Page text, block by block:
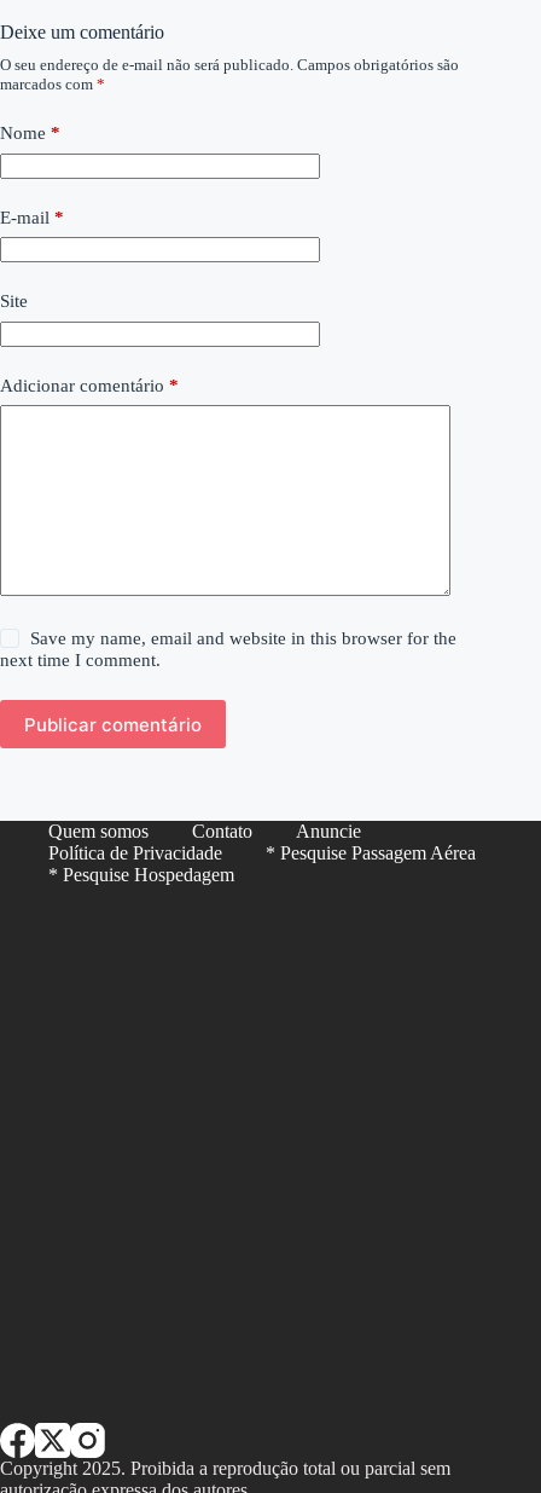
Deixe um comentário
O seu endereço de e-mail não será publicado. Campos obrigatórios são
marcados com *
Nome *
E-mail *
Site
Adicionar comentário *
Save my name, email and website in this browser for the
next time I comment.
Publicar comentário
Quem somos Contato
Anuncie
Política de Privacidade
* Pesquise Passagem Aérea
* Pesquise Hospedagem
Copyright 2025. Proibida a reprodução total ou parcial sem